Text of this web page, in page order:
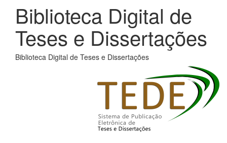
Biblioteca Digital de
Teses e Dissertações
Biblioteca Digital de Teses e Dissertações